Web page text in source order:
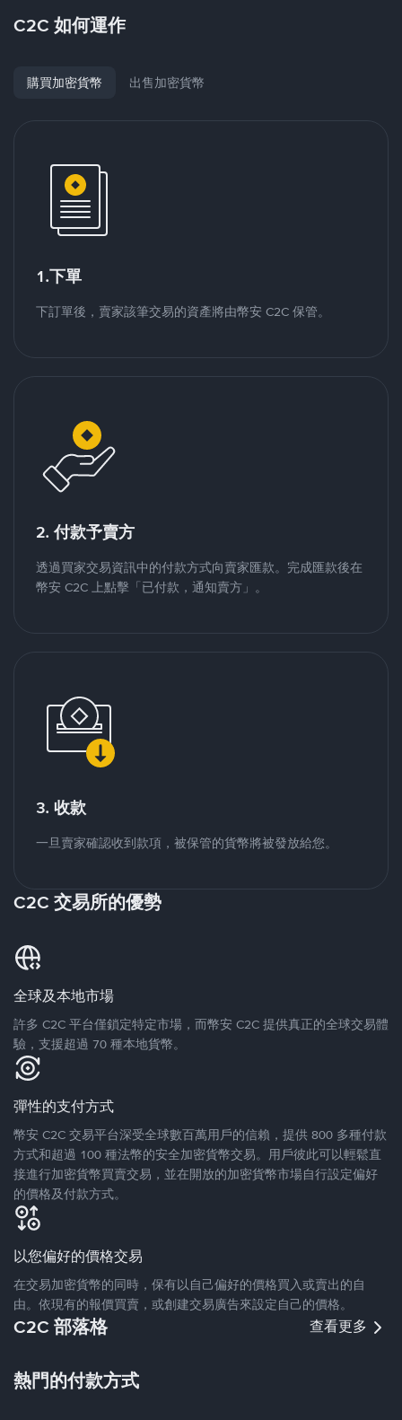
C2C 如何運作
購買加密貨幣 出售加密貨幣
1.下單
下訂單後，賣家該筆交易的資產將由幣安 C2C 保管。
2. 付款予賣方
透過買家交易資訊中的付款方式向賣家匯款。完成匯款後在
幣安 C2C 上點擊「已付款，通知賣方」。
3. 收款
一旦賣家確認收到款項，被保管的貨幣將被發放給您。
C2C 交易所的優勢
全球及本地市場
許多 C2C 平台僅鎖定特定市場，而幣安 C2C 提供真正的全球交易體
驗，支援超過 70 種本地貨幣。
彈性的支付方式
幣安 C2C 交易平台深受全球數百萬用戶的信賴，提供 800 多種付款
方式和超過 100 種法幣的安全加密貨幣交易。用戶彼此可以輕鬆直
接進行加密貨幣買賣交易，並在開放的加密貨幣市場自行設定偏好
的價格及付款方式。
以您偏好的價格交易
在交易加密貨幣的同時，保有以自己偏好的價格買入或賣出的自
由。依現有的報價買賣，或創建交易廣告來設定自己的價格。
C2C 部落格 查看更多
熱門的付款方式